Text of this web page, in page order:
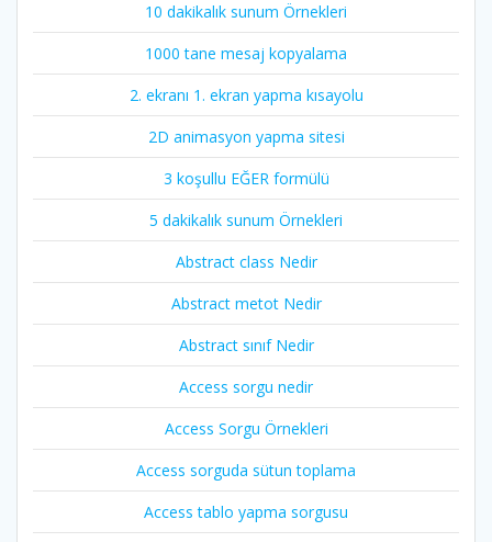
10 dakikalık sunum Örnekleri
1000 tane mesaj kopyalama
2. ekranı 1. ekran yapma kısayolu
2D animasyon yapma sitesi
3 koşullu EĞER formülü
5 dakikalık sunum Örnekleri
Abstract class Nedir
Abstract metot Nedir
Abstract sınıf Nedir
Access sorgu nedir
Access Sorgu Örnekleri
Access sorguda sütun toplama
Access tablo yapma sorgusu